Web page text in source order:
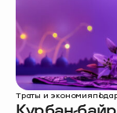
Траты и экономия